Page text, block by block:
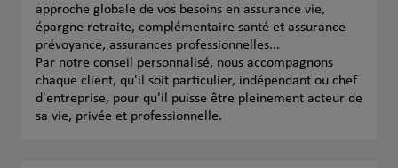
approche globale de vos besoins en assurance vie,
épargne retraite, complémentaire santé et assurance
prévoyance, assurances professionnelles...
Par notre conseil personnalisé, nous accompagnons
chaque client, qu'il soit particulier, indépendant ou chef
d'entreprise, pour qu'il puisse être pleinement acteur de
sa vie, privée et professionnelle.